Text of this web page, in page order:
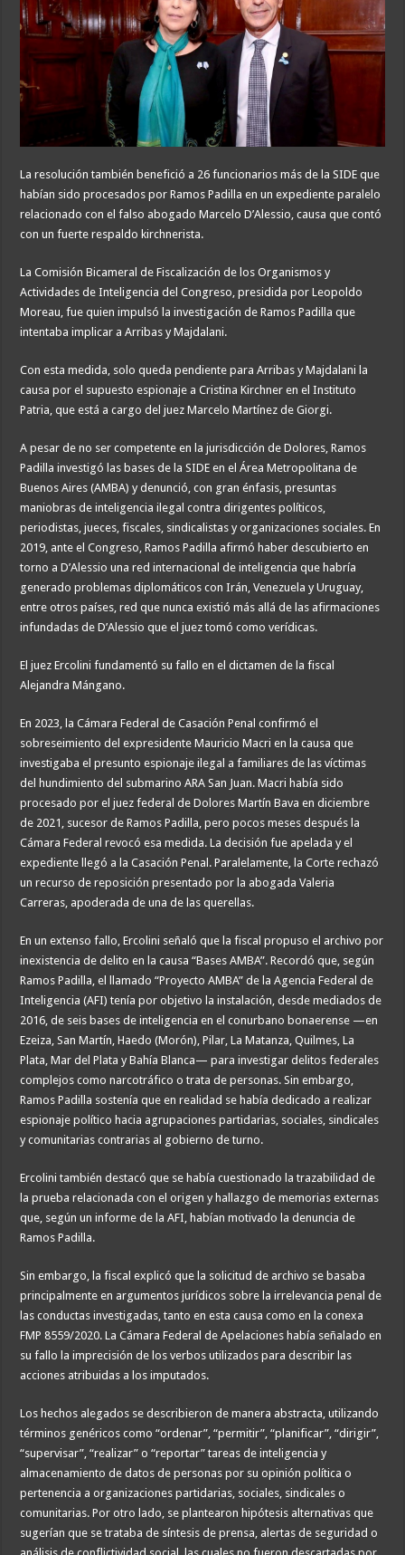
La resolución también benefició a 26 funcionarios más de la SIDE que
habían sido procesados por Ramos Padilla en un expediente paralelo
relacionado con el falso abogado Marcelo D’Alessio, causa que contó
con un fuerte respaldo kirchnerista.
La Comisión Bicameral de Fiscalización de los Organismos y
Actividades de Inteligencia del Congreso, presidida por Leopoldo
Moreau, fue quien impulsó la investigación de Ramos Padilla que
intentaba implicar a Arribas y Majdalani.
Con esta medida, solo queda pendiente para Arribas y Majdalani la
causa por el supuesto espionaje a Cristina Kirchner en el Instituto
Patria, que está a cargo del juez Marcelo Martínez de Giorgi.
A pesar de no ser competente en la jurisdicción de Dolores, Ramos
Padilla investigó las bases de la SIDE en el Área Metropolitana de
Buenos Aires (AMBA) y denunció, con gran énfasis, presuntas
maniobras de inteligencia ilegal contra dirigentes políticos,
periodistas, jueces, fiscales, sindicalistas y organizaciones sociales. En
2019, ante el Congreso, Ramos Padilla afirmó haber descubierto en
torno a D’Alessio una red internacional de inteligencia que habría
generado problemas diplomáticos con Irán, Venezuela y Uruguay,
entre otros países, red que nunca existió más allá de las afirmaciones
infundadas de D’Alessio que el juez tomó como verídicas.
El juez Ercolini fundamentó su fallo en el dictamen de la fiscal
Alejandra Mángano.
En 2023, la Cámara Federal de Casación Penal confirmó el
sobreseimiento del expresidente Mauricio Macri en la causa que
investigaba el presunto espionaje ilegal a familiares de las víctimas
del hundimiento del submarino ARA San Juan. Macri había sido
procesado por el juez federal de Dolores Martín Bava en diciembre
de 2021, sucesor de Ramos Padilla, pero pocos meses después la
Cámara Federal revocó esa medida. La decisión fue apelada y el
expediente llegó a la Casación Penal. Paralelamente, la Corte rechazó
un recurso de reposición presentado por la abogada Valeria
Carreras, apoderada de una de las querellas.
En un extenso fallo, Ercolini señaló que la fiscal propuso el archivo por
inexistencia de delito en la causa “Bases AMBA”. Recordó que, según
Ramos Padilla, el llamado “Proyecto AMBA” de la Agencia Federal de
Inteligencia (AFI) tenía por objetivo la instalación, desde mediados de
2016, de seis bases de inteligencia en el conurbano bonaerense —en
Ezeiza, San Martín, Haedo (Morón), Pilar, La Matanza, Quilmes, La
Plata, Mar del Plata y Bahía Blanca— para investigar delitos federales
complejos como narcotráfico o trata de personas. Sin embargo,
Ramos Padilla sostenía que en realidad se había dedicado a realizar
espionaje político hacia agrupaciones partidarias, sociales, sindicales
y comunitarias contrarias al gobierno de turno.
Ercolini también destacó que se había cuestionado la trazabilidad de
la prueba relacionada con el origen y hallazgo de memorias externas
que, según un informe de la AFI, habían motivado la denuncia de
Ramos Padilla.
Sin embargo, la fiscal explicó que la solicitud de archivo se basaba
principalmente en argumentos jurídicos sobre la irrelevancia penal de
las conductas investigadas, tanto en esta causa como en la conexa
FMP 8559/2020. La Cámara Federal de Apelaciones había señalado en
su fallo la imprecisión de los verbos utilizados para describir las
acciones atribuidas a los imputados.
Los hechos alegados se describieron de manera abstracta, utilizando
términos genéricos como “ordenar”, “permitir”, “planificar”, “dirigir”,
“supervisar”, “realizar” o “reportar” tareas de inteligencia y
almacenamiento de datos de personas por su opinión política o
pertenencia a organizaciones partidarias, sociales, sindicales o
comunitarias. Por otro lado, se plantearon hipótesis alternativas que
sugerían que se trataba de síntesis de prensa, alertas de seguridad o